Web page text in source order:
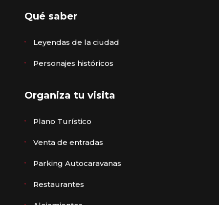
Qué saber
Leyendas de la ciudad
Personajes históricos
Organiza tu visita
Plano Turístico
Venta de entradas
Parking Autocaravanas
Restaurantes